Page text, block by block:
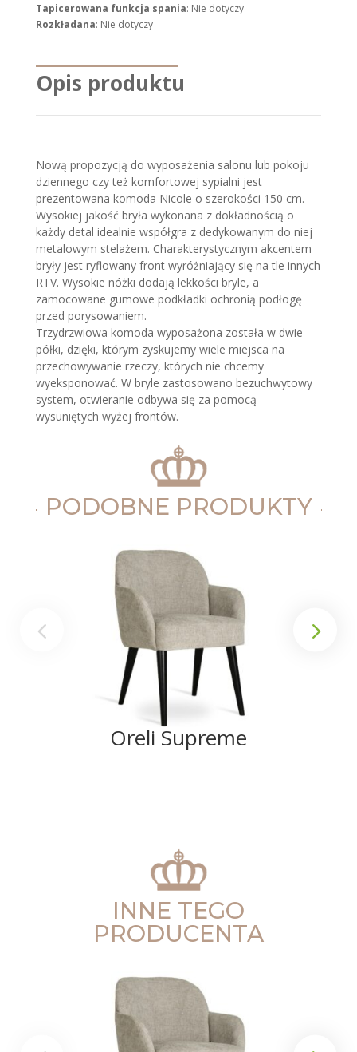
Tapicerowana funkcja spania: Nie dotyczy
Rozkładana: Nie dotyczy
Opis produktu
Nową propozycją do wyposażenia salonu lub pokoju
dziennego czy też komfortowej sypialni jest
prezentowana komoda Nicole o szerokości 150 cm.
Wysokiej jakość bryła wykonana z dokładnością o
każdy detal idealnie współgra z dedykowanym do niej
metalowym stelażem. Charakterystycznym akcentem
bryły jest ryflowany front wyróżniający się na tle innych
RTV. Wysokie nóżki dodają lekkości bryle, a
zamocowane gumowe podkładki ochronią podłogę
przed porysowaniem.
Trzydrzwiowa komoda wyposażona została w dwie
półki, dzięki, którym zyskujemy wiele miejsca na
przechowywanie rzeczy, których nie chcemy
wyeksponować. W bryle zastosowano bezuchwytowy
system, otwieranie odbywa się za pomocą
wysuniętych wyżej frontów.
PODOBNE PRODUKTY
Oreli Supreme
INNE TEGO
PRODUCENTA